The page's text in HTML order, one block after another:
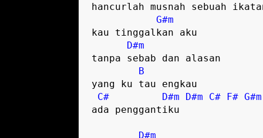
hancurlah musnah sebuah
G#m
kau tinggalkan aku
D#m
tanpa sebab dan alasan
B
yang ku tau engkau
C#
D#m D#m C# F# G#m
ada penggantiku
D#m